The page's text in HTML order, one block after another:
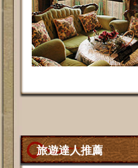
旅遊達人推薦